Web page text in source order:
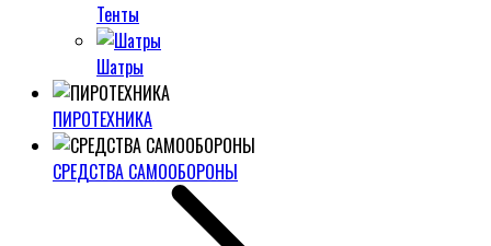
Тенты
Шатры
ПИРОТЕХНИКА
СРЕДСТВА САМООБОРОНЫ